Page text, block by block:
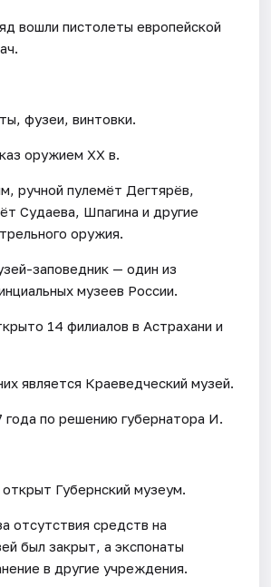
вошли пистолеты европейской
фузеи, винтовки.
оружием XX в.
ручной пулемёт Дегтярёв,
Судаева, Шпагина и другие
оружия.
заповедник — один из
музеев России.
14 филиалов в Астрахани и
является Краеведческий музей.
года по решению губернатора И.
Губернский музеум.
отсутствия средств на
был закрыт, а экспонаты
в другие учреждения.